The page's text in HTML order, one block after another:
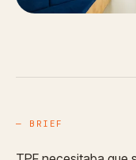
— BRIEF